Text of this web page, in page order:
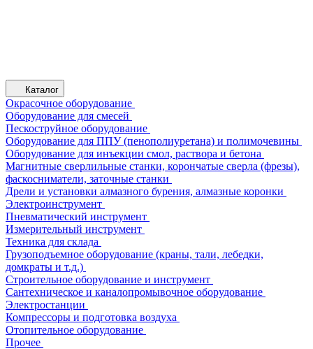
Каталог
Окрасочное оборудование
Оборудование для смесей
Пескоструйное оборудование
Оборудование для ППУ (пенополиуретана) и полимочевины
Оборудование для инъекции смол, раствора и бетона
Магнитные сверлильные станки, корончатые сверла (фрезы),
фаскосниматели, заточные станки
Дрели и установки алмазного бурения, алмазные коронки
Электроинструмент
Пневматический инструмент
Измерительный инструмент
Техника для склада
Грузоподъемное оборудование (краны, тали, лебедки,
домкраты и т.д.)
Строительное оборудование и инструмент
Сантехническое и каналопромывочное оборудование
Электростанции
Компрессоры и подготовка воздуха
Отопительное оборудование
Прочее